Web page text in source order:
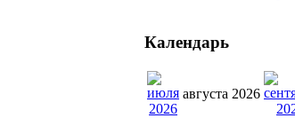
Календарь
августа 2026